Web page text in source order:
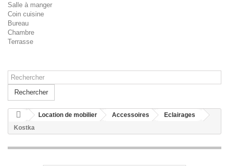
Salle à manger
Coin cuisine
Bureau
Chambre
Terrasse
Rechercher
Location de mobilier Accessoires
Eclairages
Kostka